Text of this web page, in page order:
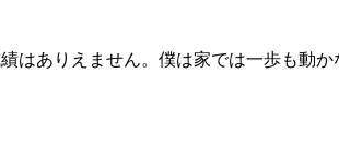
はありえません。僕は家では一歩も動